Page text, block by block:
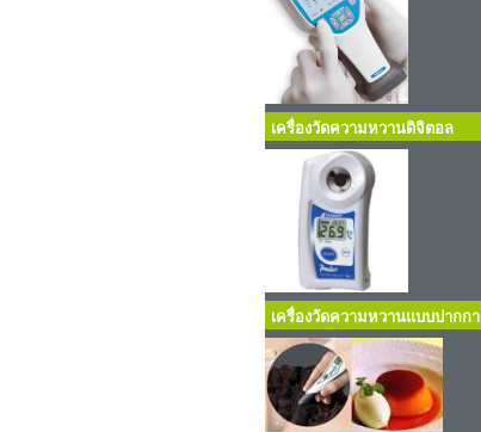
เครื่องวัดความหวานดิจิตอล
เครื่องวัดความหวานแบบปากกา